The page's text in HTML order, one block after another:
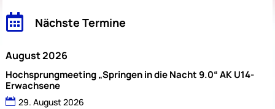
 Nächste Termine
August 2026
Hochsprungmeeting „Springen in die Nacht 9.0“ AK U14-
Erwachsene
29. August 2026